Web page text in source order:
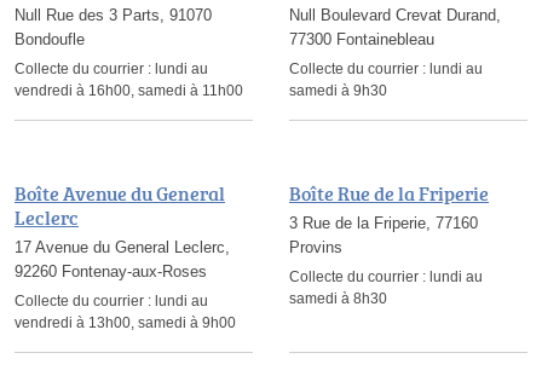
Null Rue des 3 Parts, 91070
Bondoufle
Collecte du courrier : lundi au
vendredi à 16h00, samedi à 11h00
Null Boulevard Crevat Durand,
77300 Fontainebleau
Collecte du courrier : lundi au
samedi à 9h30
Boîte Avenue du General
Leclerc
17 Avenue du General Leclerc,
92260 Fontenay-aux-Roses
Collecte du courrier : lundi au
vendredi à 13h00, samedi à 9h00
Boîte Rue de la Friperie
3 Rue de la Friperie, 77160
Provins
Collecte du courrier : lundi au
samedi à 8h30